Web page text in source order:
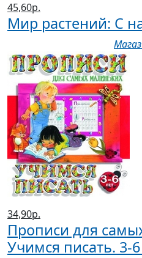
45,60р.
Мир растений: С
34,90р.
Прописи для
Учимся писать. 3-